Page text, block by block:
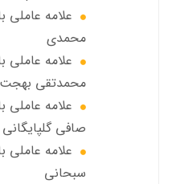
علامه عاملي
محمدي
علامه عاملی
محمدتقی بهجت
علامه عاملي
صافی گلپایگانی
علامه عاملی
سبحاني